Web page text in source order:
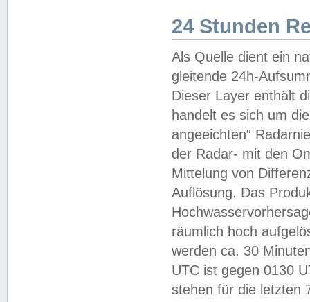
24 Stunden
Als Quelle dient ein
gleitende 24h-
Dieser Layer enthält
handelt es sich um
angeeichten“
der Radar- mit den
Mittelung von
Auflösung. Das
räumlich hoch
werden ca. 30
UTC ist gegen 0130
stehen für die letzten